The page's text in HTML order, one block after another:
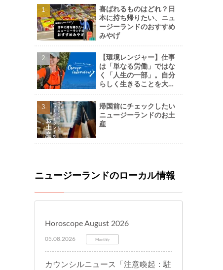
喜ばれるものはどれ？日
本に持ち帰りたい、ニュ
ージーランドのおすすめ
みやげ
【環境レンジャー】仕事
は「単なる労働」ではな
く「人生の一部」。自分
らしく生きることを大切
帰国前にチェックしたい
ニュージーランドのお土
産
ニュージーランドのローカル情報
Horoscope August 2026
05.08.2026 Monthly
カウンシルニュース「注意喚起：駐